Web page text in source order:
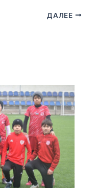
ДАЛЕЕ